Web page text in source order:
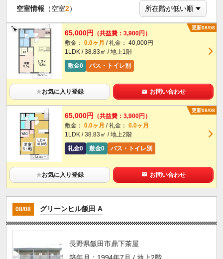
空室情報 （空室2）
更新08/08
65,000円
（共益費：3,900円）
敷金： 0.0ヶ月 / 礼金： 40,000円
1LDK / 38.83㎡ / 地上1階
敷金0
バス・トイレ別
★お気に入り登録 お問い合わせ
更新08/08
65,000円
（共益費：3,900円）
敷金： 0.0ヶ月 / 礼金： 0.0ヶ月
1LDK / 38.83㎡ / 地上2階
礼金0
敷金0 バス・トイレ別
★お気に入り登録 お問い合わせ
08/08 グリーンヒル飯田 A
長野県飯田市鼎下茶屋